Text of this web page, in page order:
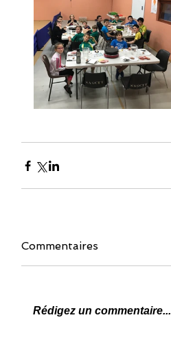
Commentaires
Rédigez un commentaire...